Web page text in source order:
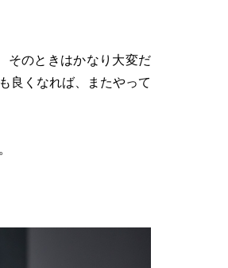
そのときはかなり大変だ
良くなれば、またやって